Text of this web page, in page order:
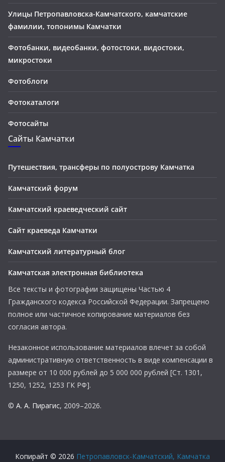
Улицы Петропавловска-Камчатского, камчатские
фамилии, топонимы Камчатки
Фотобанки, видеобанки, фотостоки, видостоки,
микростоки
Фотоблоги
Фотокаталоги
Фотосайты
Сайты Камчатки
Путешествия, трансферы по полуострову Камчатка
Камчатский форум
Камчатский краеведческий сайт
Сайт краеведа Камчатки
Камчатский литературный блог
Камчатская электронная библиотека
Все тексты и фотографии защищены Частью 4
Гражданского кодекса Российской Федерации. Запрещено
полное или частичное копирование материалов без
согласия автора.
Незаконное использование материалов влечет за собой
административную ответственность в виде компенсации в
размере от 10 000 рублей до 5 000 000 рублей [Ст. 1301,
1250, 1252, 1253 ГК РФ].
© А. А. Пирагис, 2009–2026.
Копирайт © 2026 Петропавловск-Камчатский, Камчатка